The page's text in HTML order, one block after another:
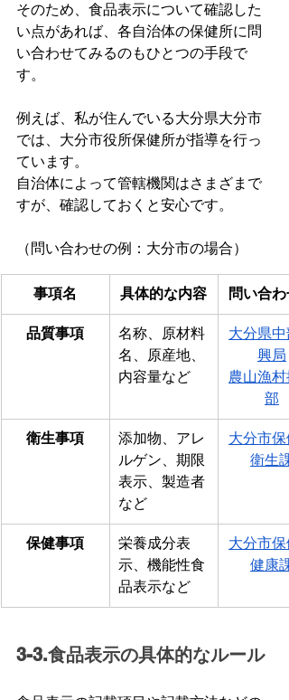
そのため、食品表示について確認した
い点があれば、各自治体の保健所に問
い合わせてみるのもひとつの手段で
す。
例えば、私が住んでいる大分県大分市
では、大分市役所保健所が指導を行っ
ています。
自治体によって管轄機関はさまざまで
すが、確認しておくと安心です。
（問い合わせの例：大分市の場合）
事項名 具体的な内容 問い合わ
品質事項
名称、原材料
名、原産地、
内容量など
大分県中
興局
農山漁村
部
衛生事項
添加物、アレ
ルゲン、期限
表示、製造者
など
大分市保
衛生課
保健事項
栄養成分表
示、機能性食
品表示など
大分市保
健康課
3-3.食品表示の具体的なルール